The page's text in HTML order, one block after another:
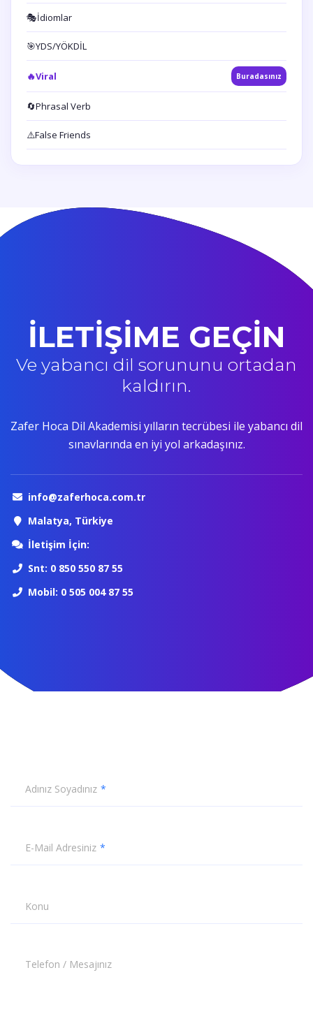
🎭İdiomlar
🎯YDS/YÖKDİL
🔥Viral Buradasınız
🔄Phrasal Verb
⚠️False Friends
İLETİŞİME GEÇİN
Ve yabancı dil sorununu ortadan
kaldırın.
Zafer Hoca Dil Akademisi yılların tecrübesi ile yabancı dil
sınavlarında en iyi yol arkadaşınız.
info@zaferhoca.com.tr
Malatya, Türkiye
İletişim İçin:
Snt: 0 850 550 87 55
Mobil: 0 505 004 87 55
Adınız Soyadınız
E-Mail Adresiniz
Konu
Telefon / Mesajınız